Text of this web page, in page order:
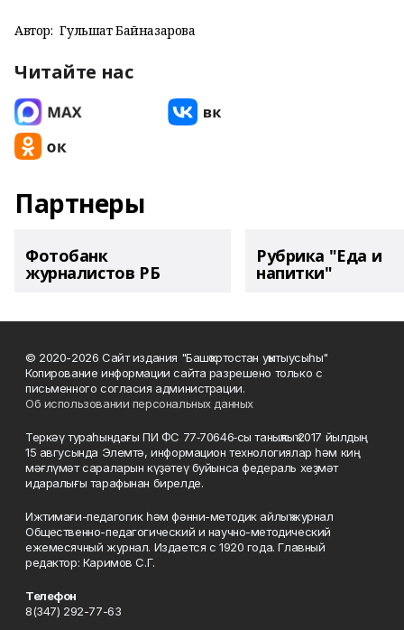
Автор: Гульшат Байназарова
Читайте нас
Партнеры
Фотобанк
журналистов РБ
Рубрика "Еда и
напитки"
© 2020-2026 Сайт издания "Башҡортостан уҡытыусыһы"
Копирование информации сайта разрешено только с
письменного согласия администрации.
Об использовании персональных данных
Теркәү тураһындағы ПИ ФС 77‑70646‑сы таныҡлыҡ 2017 йылдың
15 авгусында Элемтә, информацион технологиялар һәм киң
мәғлүмәт сараларын күҙәтеү буйынса федераль хеҙмәт
идаралығы тарафынан бирелде.
Ижтимағи-педагогик һәм фәнни-методик айлыҡ журнал
Общественно-педагогический и научно-методический
ежемесячный журнал. Издается с 1920 года. Главный
редактор: Каримов С.Г.
Телефон
8(347) 292-77-63